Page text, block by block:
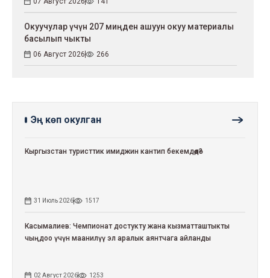
Окуучулар үчүн 207 миңден ашуун окуу материалы
басылып чыкты
06 Август 2026 266
Эң көп окулган
Кыргызстан туристтик имиджин кантип бекемдөөдө?
31 Июль 2026 1517
Касымалиев: Чемпионат достукту жана кызматташтыкты
чыңдоо үчүн маанилүү эл аралык аянтчага айланды
02 Август 2026 1253